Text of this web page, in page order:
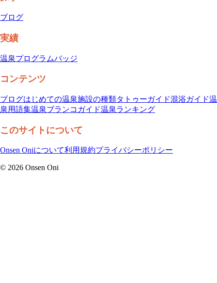
ブログ
実績
温泉プログラムバッジ
コンテンツ
ブログはじめての温泉施設の種類タトゥーガイド混浴ガイド温
泉用語集温泉ブランコガイド温泉ランキング
このサイトについて
Onsen Oniについて利用規約プライバシーポリシー
© 2026 Onsen Oni